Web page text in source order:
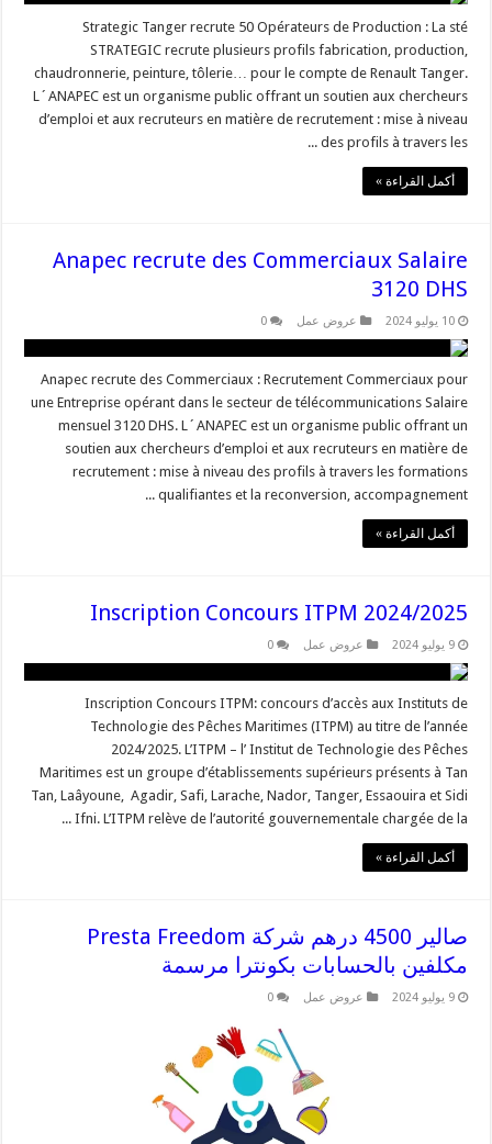
Strategic Tanger recrute 50 Opérateurs de Production : La sté
STRATEGIC recrute plusieurs profils fabrication, production,
chaudronnerie, peinture, tôlerie… pour le compte de Renault Tanger.
L´ANAPEC est un organisme public offrant un soutien aux chercheurs
d’emploi et aux recruteurs en matière de recrutement : mise à niveau
des profils à travers les ...
أكمل القراءة »
Anapec recrute des Commerciaux Salaire
3120 DHS
10 يوليو 2024 عروض عمل 0
Anapec recrute des Commerciaux : Recrutement Commerciaux pour
une Entreprise opérant dans le secteur de télécommunications Salaire
mensuel 3120 DHS. L´ANAPEC est un organisme public offrant un
soutien aux chercheurs d’emploi et aux recruteurs en matière de
recrutement : mise à niveau des profils à travers les formations
qualifiantes et la reconversion, accompagnement ...
أكمل القراءة »
Inscription Concours ITPM 2024/2025
9 يوليو 2024 عروض عمل 0
Inscription Concours ITPM: concours d’accès aux Instituts de
Technologie des Pêches Maritimes (ITPM) au titre de l’année
2024/2025. L’ITPM – l’ Institut de Technologie des Pêches
Maritimes est un groupe d’établissements supérieurs présents à Tan
Tan, Laâyoune, Agadir, Safi, Larache, Nador, Tanger, Essaouira et Sidi
Ifni. L’ITPM relève de l’autorité gouvernementale chargée de la ...
أكمل القراءة »
صالير 4500 درهم شركة Presta Freedom
مكلفين بالحسابات بكونترا مرسمة
9 يوليو 2024 عروض عمل 0